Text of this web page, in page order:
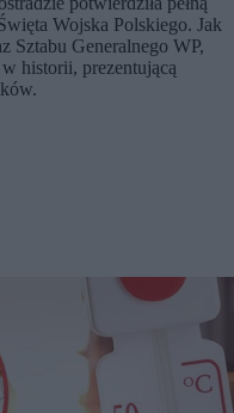
Wojska Polskiego. Jak
Sztabu Generalnego WP,
historii, prezentującą